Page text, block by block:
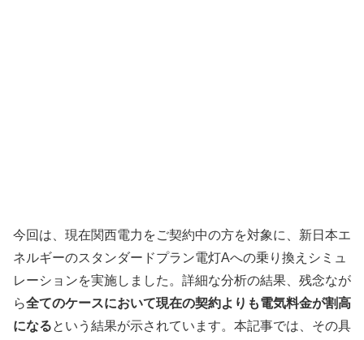
今回は、現在関西電力をご契約中の方を対象に、新日本エ
ネルギーのスタンダードプラン電灯Aへの乗り換えシミュ
レーションを実施しました。詳細な分析の結果、残念なが
ら全てのケースにおいて現在の契約よりも電気料金が割高
になるという結果が示されています。本記事では、その具